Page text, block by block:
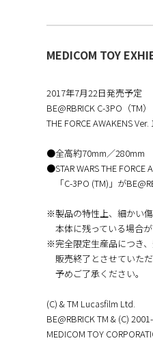
MEDICOM TOY
2017年7月22日発売予定
BE@RBRICK C-3PO（TM）
THE FORCE AWAKENS
●全高約70mm／280mm
●STAR WARS THE FORCE
「C-3PO (TM)」が
※製品の特性上、細かい
本体に残っている場合が
※完全限定生産品につき、
販売終了とさせていただ
予めご了承ください。
(C) & TM Lucasfilm Ltd.
BE@RBRICK TM & (C)
MEDICOM TOY